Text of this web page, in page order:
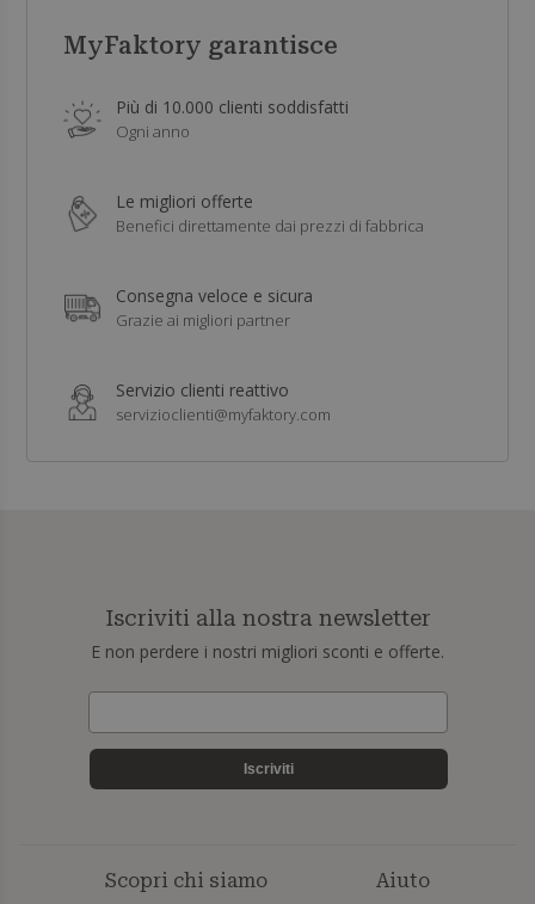
MyFaktory garantisce
Più di 10.000 clienti soddisfatti
Ogni anno
Le migliori offerte
Benefici direttamente dai prezzi di fabbrica
Consegna veloce e sicura
Grazie ai migliori partner
Servizio clienti reattivo
servizioclienti@myfaktory.com
Iscriviti alla nostra newsletter
E non perdere i nostri migliori sconti e offerte.
Iscriviti
Scopri chi siamo
Aiuto